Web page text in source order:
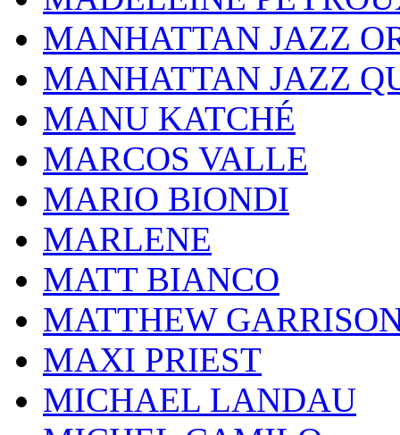
MANHATTAN JAZZ
MANHATTAN JAZZ
MANU KATCHÉ
MARCOS VALLE
MARIO BIONDI
MARLENE
MATT BIANCO
MATTHEW
MAXI PRIEST
MICHAEL LANDAU